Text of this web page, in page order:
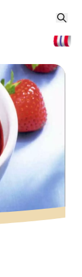
4.0. Click to rate.